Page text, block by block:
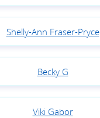
Shelly-Ann Fraser-Pryce
Becky G
Viki Gabor